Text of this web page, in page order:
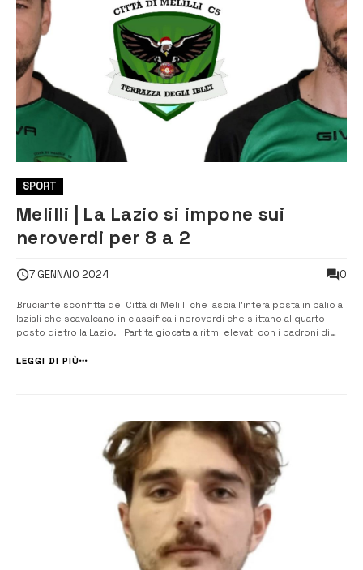
SPORT
Melilli | La Lazio si impone sui
neroverdi per 8 a 2
7 GENNAIO 2024 0
Bruciante sconfitta del Città di Melilli che lascia l’intera posta in palio ai
laziali che scavalcano in classifica i neroverdi che slittano al quarto
posto dietro la Lazio. Partita giocata a ritmi elevati con i padroni di
ripartenze in sole due occasioni finalizzate (altre ...
LEGGI DI PIÙ